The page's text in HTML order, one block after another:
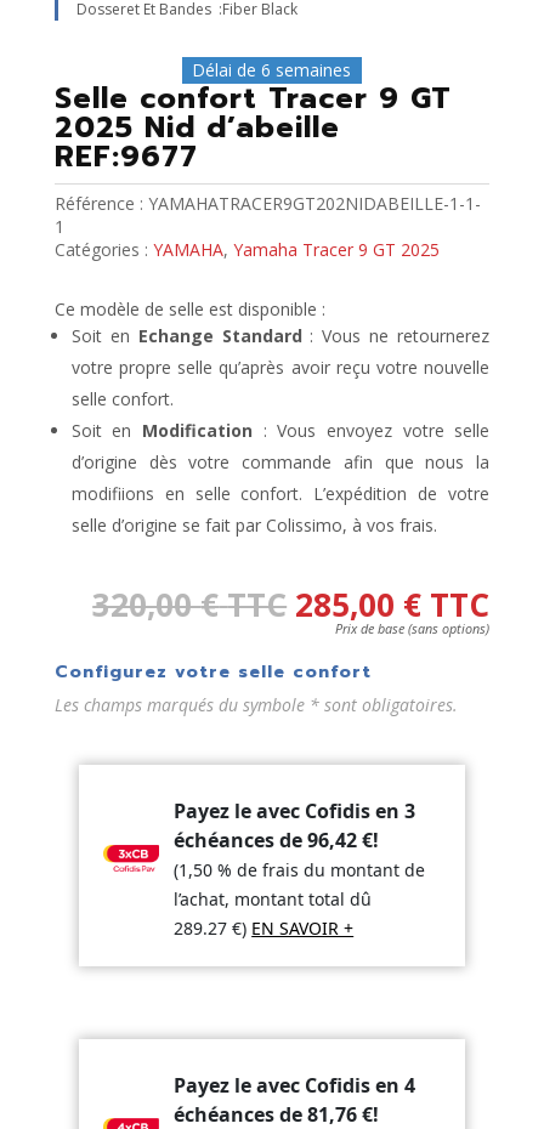
Dosseret Et Bandes :fiber Black
Délai de 6 semaines
Selle confort Tracer 9 GT
2025 Nid d’abeille
REF:9677
Référence : YAMAHATRACER9GT202NIDABEILLE-1-1-
1
Catégories : YAMAHA, Yamaha Tracer 9 GT 2025
Ce modèle de selle est disponible :
Soit en Echange Standard : Vous ne retournerez
votre propre selle qu’après avoir reçu votre nouvelle
selle confort.
Soit en Modification : Vous envoyez votre selle
d’origine dès votre commande afin que nous la
modifiions en selle confort. L’expédition de votre
selle d’origine se fait par Colissimo, à vos frais.
320,00€TTC 285,00 € TTC
Prix de base (sans options)
Configurez votre selle confort
Les champs marqués du symbole * sont obligatoires.
Payez le avec Cofidis en 3
échéances de96,42€!
(1,50 % de frais du montant de
l’achat, montant total dû
289.27€) EN SAVOIR +
Payez le avec Cofidis en 4
échéances de81,76€!